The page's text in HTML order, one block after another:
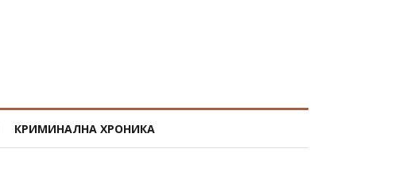
КРИМИНАЛНА ХРОНИКА